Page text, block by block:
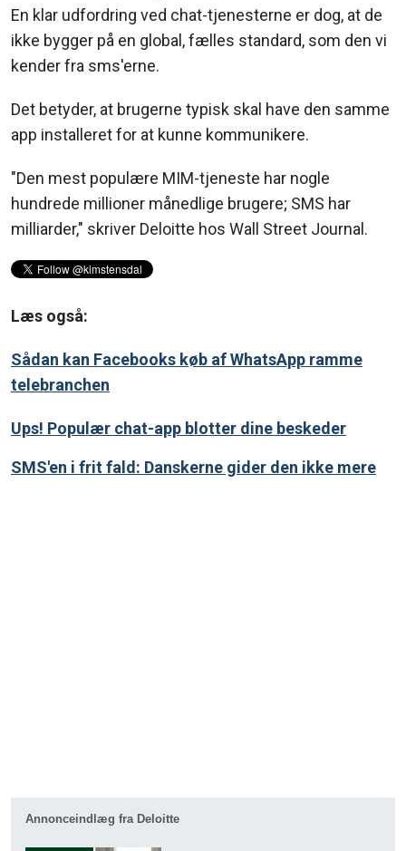
En klar udfordring ved chat-tjenesterne er dog, at de
ikke bygger på en global, fælles standard, som den vi
kender fra sms'erne.
Det betyder, at brugerne typisk skal have den samme
app installeret for at kunne kommunikere.
"Den mest populære MIM-tjeneste har nogle
hundrede millioner månedlige brugere; SMS har
milliarder," skriver Deloitte hos Wall Street Journal.
Læs også:
Sådan kan Facebooks køb af WhatsApp ramme
telebranchen
Ups! Populær chat-app blotter dine beskeder
SMS'en i frit fald: Danskerne gider den ikke mere
Annonceindlæg fra Deloitte